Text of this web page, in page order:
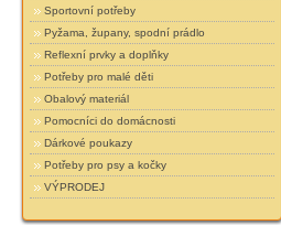
Sportovní potřeby
Pyžama, župany, spodní prádlo
Reflexní prvky a doplňky
Potřeby pro malé děti
Obalový materiál
Pomocníci do domácnosti
Dárkové poukazy
Potřeby pro psy a kočky
VÝPRODEJ